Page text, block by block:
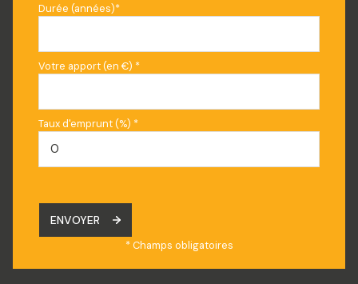
Durée (années)*
Votre apport (en €) *
Taux d'emprunt (%) *
ENVOYER
* Champs obligatoires